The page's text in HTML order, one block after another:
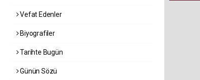
Vefat Edenler
Biyografiler
Tarihte Bugün
Günün Sözü